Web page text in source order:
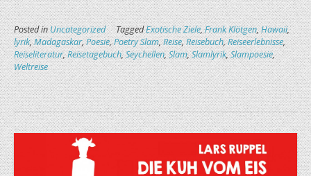
Posted inUncategorized TaggedExotische Ziele,Frank Klötgen,Hawaii,
lyrik,Madagaskar,Poesie,Poetry Slam,Reise,Reisebuch,Reiseerlebnisse,
Reiseliteratur,Reisetagebuch,Seychellen,Slam,Slamlyrik,Slampoesie,
Weltreise